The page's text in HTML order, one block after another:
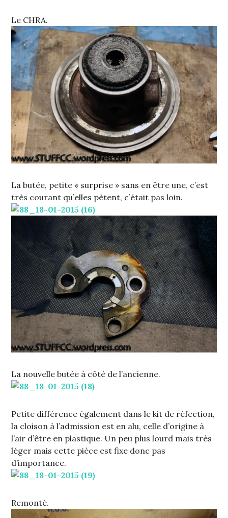
Le CHRA.
La butée, petite « surprise » sans en être une, c’est
très courant qu’elles pètent, c’était pas loin.
La nouvelle butée à côté de l’ancienne.
Petite différence également dans le kit de réfection,
la cloison à l’admission est en alu, celle d’origine à
l’air d’être en plastique. Un peu plus lourd mais très
léger mais cette pièce est fixe donc pas
d’importance.
Remonté.